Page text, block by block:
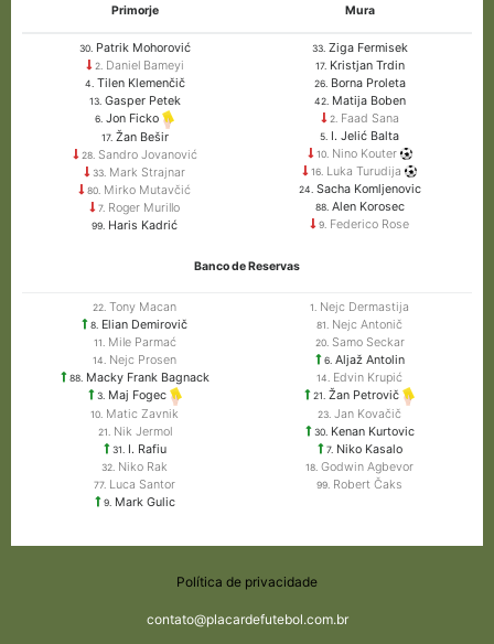
Primorje Mura
30.Patrik Mohorović
2.Daniel Bameyi
4. Tilen Klemenčič
13.Gasper Petek
6. Jon Ficko
17.Žan Bešir
28.Sandro Jovanović
33. Mark Strajnar
80. Mirko Mutavčić
7. Roger Murillo
99. Haris Kadrić
33.Ziga Fermisek
17.Kristjan Trdin
26.Borna Proleta
42.Matija Boben
2.Faad Sana
5. I. Jelić Balta
10.Nino Kouter
16. Luka Turudija
24. Sacha Komljenovic
88.Alen Korosec
9. Federico Rose
Banco de Reservas
22. Tony Macan
8. Elian Demirovič
11. Mile Parmać
14. Nejc Prosen
88.Macky Frank Bagnack
3.Maj Fogec
10. Matic Zavnik
21. Nik Jermol
31. I. Rafiu
32. Niko Rak
77. Luca Santor
9.Mark Gulic
1. Nejc Dermastija
81. Nejc Antonič
20.Samo Seckar
6.Aljaž Antolin
14. Edvin Krupić
21. Žan Petrovič
23. Jan Kovačič
30.Kenan Kurtovic
7.Niko Kasalo
18. Godwin Agbevor
99. Robert Čaks
Política de privacidade
contato@placardefutebol.com.br